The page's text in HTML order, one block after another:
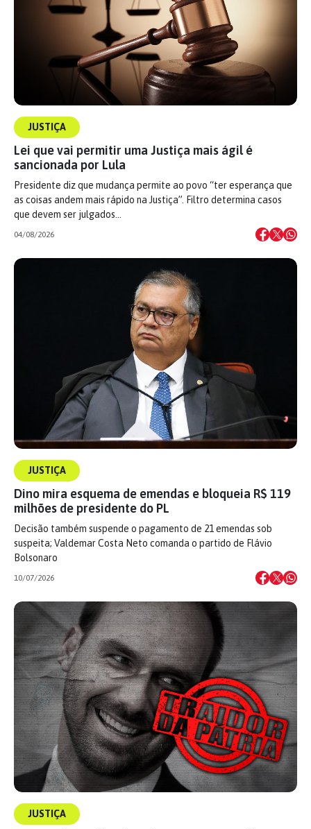
JUSTIÇA
Lei que vai permitir uma Justiça mais ágil é
sancionada por Lula
Presidente diz que mudança permite ao povo “ter esperança que
as coisas andem mais rápido na Justiça”. Filtro determina casos
que devem ser julgados…
04/08/2026
JUSTIÇA
Dino mira esquema de emendas e bloqueia R$ 119
milhões de presidente do PL
Decisão também suspende o pagamento de 21 emendas sob
suspeita; Valdemar Costa Neto comanda o partido de Flávio
Bolsonaro
10/07/2026
JUSTIÇA